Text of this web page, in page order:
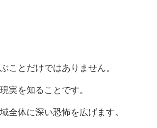
ことだけではありません。
実を知ることです。
全体に深い恐怖を広げます。